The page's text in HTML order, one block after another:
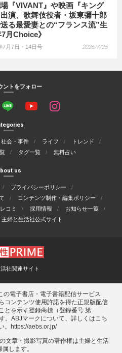
『VIVANT』や映画『キング
演、歌舞伎役者・坂東彌十郎
る最愛妻との“フランス流”生
月Choice》
7月7日・14日号 2026/7/25
ントをフォロー
社会・事件 ライフ
トレンド
タグ一覧 無料占い
us
プライバシーポリシー
コンテンツ制作・編集ポリシー
コミ 採用情報
お知らせ一覧
主婦と生活社公式サイト
社関連サイト
の電子書店・電子書籍配信サービス
コンテンツ使用許諾を得た正規版配信
とを示す登録商標（登録番号 第
。ABJマークについて、詳しくはこち
。 https://aebs.or.jp/
⽂章・撮影写真の著作権は主婦と⽣活
します。